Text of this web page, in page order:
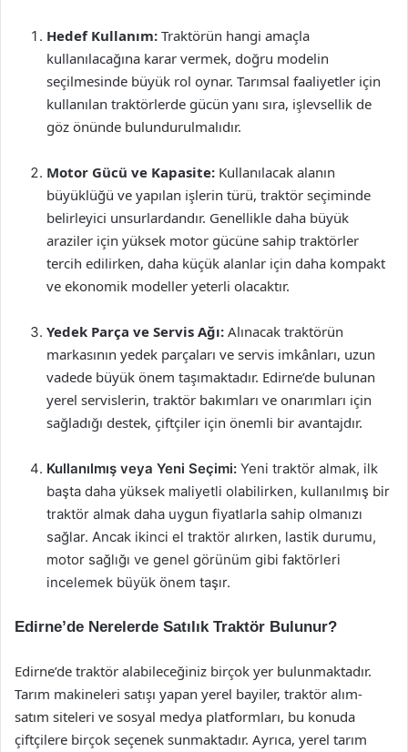
Hedef Kullanım: Traktörün hangi amaçla
kullanılacağına karar vermek, doğru modelin
seçilmesinde büyük rol oynar. Tarımsal faaliyetler için
kullanılan traktörlerde gücün yanı sıra, işlevsellik de
göz önünde bulundurulmalıdır.
Motor Gücü ve Kapasite: Kullanılacak alanın
büyüklüğü ve yapılan işlerin türü, traktör seçiminde
belirleyici unsurlardandır. Genellikle daha büyük
araziler için yüksek motor gücüne sahip traktörler
tercih edilirken, daha küçük alanlar için daha kompakt
ve ekonomik modeller yeterli olacaktır.
Yedek Parça ve Servis Ağı: Alınacak traktörün
markasının yedek parçaları ve servis imkânları, uzun
vadede büyük önem taşımaktadır. Edirne’de bulunan
yerel servislerin, traktör bakımları ve onarımları için
sağladığı destek, çiftçiler için önemli bir avantajdır.
Kullanılmış veya Yeni Seçimi: Yeni traktör almak, ilk
başta daha yüksek maliyetli olabilirken, kullanılmış bir
traktör almak daha uygun fiyatlarla sahip olmanızı
sağlar. Ancak ikinci el traktör alırken, lastik durumu,
motor sağlığı ve genel görünüm gibi faktörleri
incelemek büyük önem taşır.
Edirne’de Nerelerde Satılık Traktör Bulunur?
Edirne’de traktör alabileceğiniz birçok yer bulunmaktadır.
Tarım makineleri satışı yapan yerel bayiler, traktör alım-
satım siteleri ve sosyal medya platformları, bu konuda
çiftçilere birçok seçenek sunmaktadır. Ayrıca, yerel tarım